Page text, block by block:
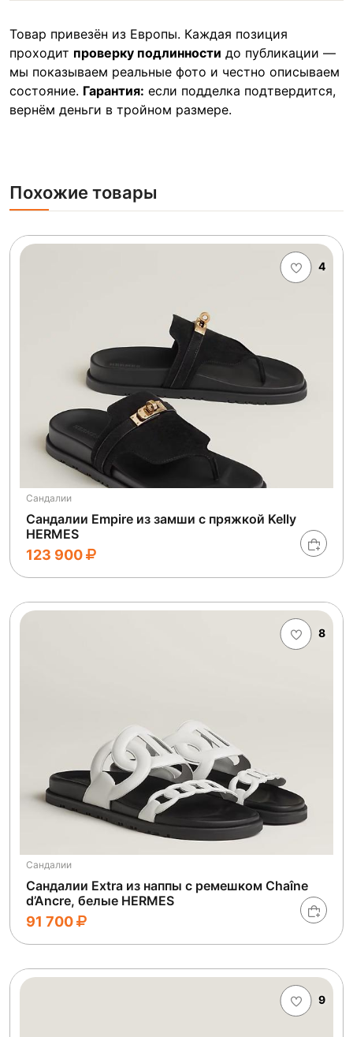
Товар привезён из Европы. Каждая позиция
проходит проверку подлинности до публикации —
мы показываем реальные фото и честно описываем
состояние. Гарантия: если подделка подтвердится,
вернём деньги в тройном размере.
Похожие товары
4
Сандалии
Сандалии Empire из замши с пряжкой Kelly
HERMES
123 900
8
Сандалии
Сандалии Extra из наппы с ремешком Chaîne
d’Ancre, белые HERMES
91 700
9